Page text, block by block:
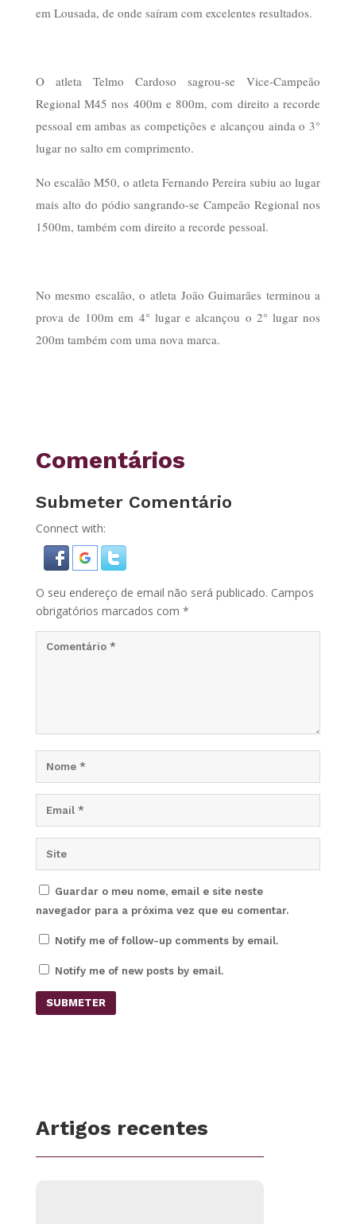
em Lousada, de onde saíram com excelentes resultados.
O atleta Telmo Cardoso sagrou-se Vice-Campeão
Regional M45 nos 400m e 800m, com direito a recorde
pessoal em ambas as competições e alcançou ainda o 3°
lugar no salto em comprimento.
No escalão M50, o atleta Fernando Pereira subiu ao lugar
mais alto do pódio sangrando-se Campeão Regional nos
1500m, também com direito a recorde pessoal.
No mesmo escalão, o atleta João Guimarães terminou a
prova de 100m em 4° lugar e alcançou o 2° lugar nos
200m também com uma nova marca.
Comentários
Submeter Comentário
Connect with:
O seu endereço de email não será publicado. Campos
obrigatórios marcados com *
Guardar o meu nome, email e site neste
navegador para a próxima vez que eu comentar.
Notify me of follow-up comments by email.
Notify me of new posts by email.
SUBMETER
Artigos recentes